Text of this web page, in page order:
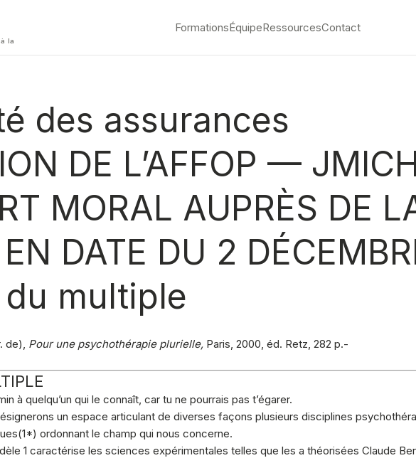
la
FormationsÉquipeRessourcesContact
des assurances
DE L’AFFOP —
MORAL AUPRÈS DE
EN DATE DU 2
multiple
de), Pour une psychothérapie plurielle, Paris, 2000, éd. Retz, 282 p.-
à quelqu’un qui le connaît, car tu ne pourrais pas t’égarer.
un espace articulant de diverses façons plusieurs disciplines
1*) ordonnant le champ qui nous concerne.
1 caractérise les sciences expérimentales telles que les a théorisées Claude